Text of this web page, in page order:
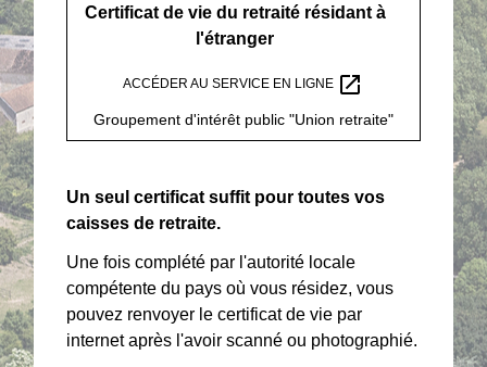
Certificat de vie du retraité résidant à
l'étranger
ACCÉDER AU SERVICE EN LIGNE open_in_new
Groupement d'intérêt public "Union retraite"
Un seul certificat suffit pour toutes vos
caisses de retraite.
Une fois complété par l'autorité locale
compétente du pays où vous résidez, vous
pouvez renvoyer le certificat de vie par
internet après l'avoir scanné ou photographié.